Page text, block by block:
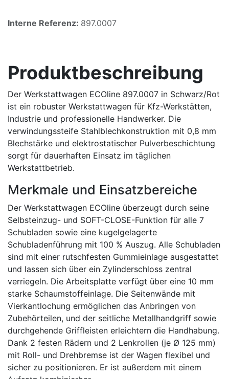
Interne Referenz: 897.0007
Produktbeschreibung
Der Werkstattwagen ECOline 897.0007 in Schwarz/Rot
ist ein robuster Werkstattwagen für Kfz-Werkstätten,
Industrie und professionelle Handwerker. Die
verwindungssteife Stahlblechkonstruktion mit 0,8 mm
Blechstärke und elektrostatischer Pulverbeschichtung
sorgt für dauerhaften Einsatz im täglichen
Werkstattbetrieb.
Merkmale und Einsatzbereiche
Der Werkstattwagen ECOline überzeugt durch seine
Selbsteinzug- und SOFT-CLOSE-Funktion für alle 7
Schubladen sowie eine kugelgelagerte
Schubladenführung mit 100 % Auszug. Alle Schubladen
sind mit einer rutschfesten Gummieinlage ausgestattet
und lassen sich über ein Zylinderschloss zentral
verriegeln. Die Arbeitsplatte verfügt über eine 10 mm
starke Schaumstoffeinlage. Die Seitenwände mit
Vierkantlochung ermöglichen das Anbringen von
Zubehörteilen, und der seitliche Metallhandgriff sowie
durchgehende Griffleisten erleichtern die Handhabung.
Dank 2 festen Rädern und 2 Lenkrollen (je Ø 125 mm)
mit Roll- und Drehbremse ist der Wagen flexibel und
sicher zu positionieren. Er ist außerdem mit einem